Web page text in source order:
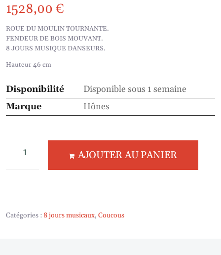
1528,00 €
ROUE DU MOULIN TOURNANTE.
FENDEUR DE BOIS MOUVANT.
8 JOURS MUSIQUE DANSEURS.
Hauteur 46 cm
Disponibilité
Disponible sous 1 semaine
Marque
Hônes
AJOUTER AU PANIER
Catégories : 8 jours musicaux, Coucous